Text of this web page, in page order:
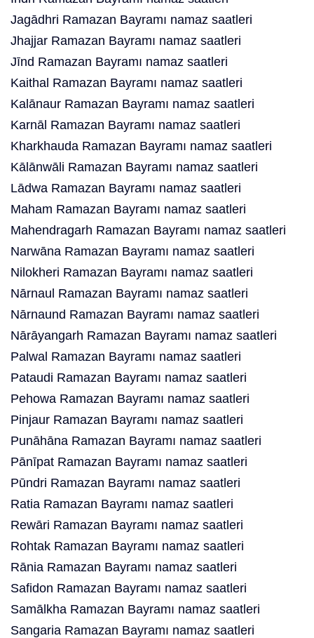
Jagādhri Ramazan Bayramı namaz saatleri
Jhajjar Ramazan Bayramı namaz saatleri
Jīnd Ramazan Bayramı namaz saatleri
Kaithal Ramazan Bayramı namaz saatleri
Kalānaur Ramazan Bayramı namaz saatleri
Karnāl Ramazan Bayramı namaz saatleri
Kharkhauda Ramazan Bayramı namaz saatleri
Kālānwāli Ramazan Bayramı namaz saatleri
Lādwa Ramazan Bayramı namaz saatleri
Maham Ramazan Bayramı namaz saatleri
Mahendragarh Ramazan Bayramı namaz saatleri
Narwāna Ramazan Bayramı namaz saatleri
Nilokheri Ramazan Bayramı namaz saatleri
Nārnaul Ramazan Bayramı namaz saatleri
Nārnaund Ramazan Bayramı namaz saatleri
Nārāyangarh Ramazan Bayramı namaz saatleri
Palwal Ramazan Bayramı namaz saatleri
Pataudi Ramazan Bayramı namaz saatleri
Pehowa Ramazan Bayramı namaz saatleri
Pinjaur Ramazan Bayramı namaz saatleri
Punāhāna Ramazan Bayramı namaz saatleri
Pānīpat Ramazan Bayramı namaz saatleri
Pūndri Ramazan Bayramı namaz saatleri
Ratia Ramazan Bayramı namaz saatleri
Rewāri Ramazan Bayramı namaz saatleri
Rohtak Ramazan Bayramı namaz saatleri
Rānia Ramazan Bayramı namaz saatleri
Safidon Ramazan Bayramı namaz saatleri
Samālkha Ramazan Bayramı namaz saatleri
Sangaria Ramazan Bayramı namaz saatleri